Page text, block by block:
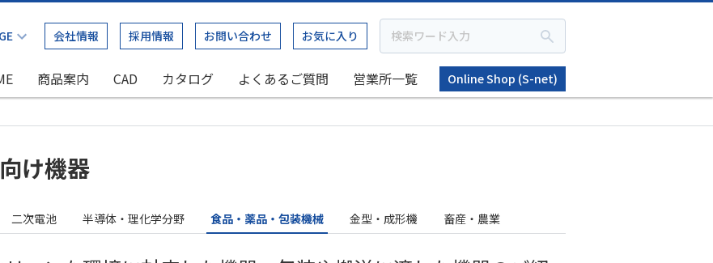
会社情報 採用情報 お問い合わせ お気に入り
商品案内 CAD カタログ よくあるご質問 営業所一覧
Online Shop (S-net)
け機器
二次電池 半導体・理化学分野 食品・薬品・包装機械 金型・成形機 畜産・農業